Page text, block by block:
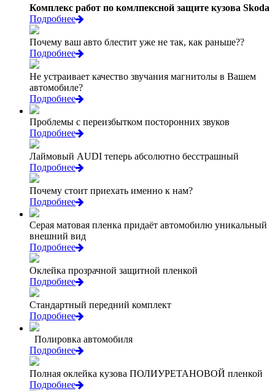
Комплекс работ по комлпексной защите кузова Skoda
Подробнее
Почему ваш авто блестит уже не так, как раньше??
Подробнее
Не устраивает качество звучания магнитолы в Вашем
автомобиле?
Подробнее
Проблемы с переизбытком посторонних звуков
Подробнее
Лаймовый AUDI теперь абсолютно бесстрашный
Подробнее
Почему стоит приехать именно к нам?
Подробнее
Серая матовая пленка придаёт автомобилю уникальный
внешний вид
Подробнее
Оклейка прозрачной защитной пленкой
Подробнее
Стандартный передний комплект
Подробнее
Полировка автомобиля
Подробнее
Полная оклейка кузова ПОЛИУРЕТАНОВОЙ пленкой
Подробнее